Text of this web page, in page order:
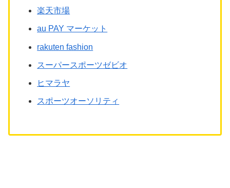
楽天市場
au PAY マーケット
rakuten fashion
スーパースポーツゼビオ
ヒマラヤ
スポーツオーソリティ